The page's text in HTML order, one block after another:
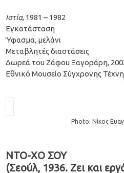
Ιστία, 1981 – 1982
Εγκατάσταση
Ύφασμα, μελάνι
Μεταβλητές διαστάσεις
Δωρεά του Ζάφου Ξαγοράρη,
Εθνικό Μουσείο Σύγχρονης
Photo: Νίκος
ΝΤΟ-ΧΟ ΣΟΥ
(Σεούλ, 1936. Ζει και